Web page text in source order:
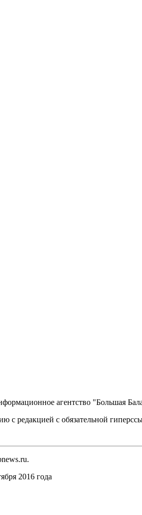
агентство "Большая
с редакцией с обязательной
2016 года